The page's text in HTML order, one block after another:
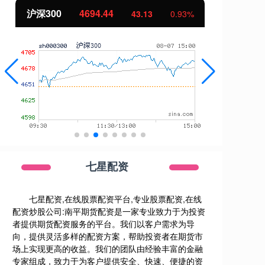
北证50 1134.24 11.37 1.01%
七星配资
七星配资,在线股票配资平台,专业股票配资,在线
配资炒股公司:南平期货配资是一家专业致力于为投资
者提供期货配资服务的平台。我们以客户需求为导
向，提供灵活多样的配资方案，帮助投资者在期货市
场上实现更高的收益。我们的团队由经验丰富的金融
专家组成，致力于为客户提供安全、快速、便捷的资